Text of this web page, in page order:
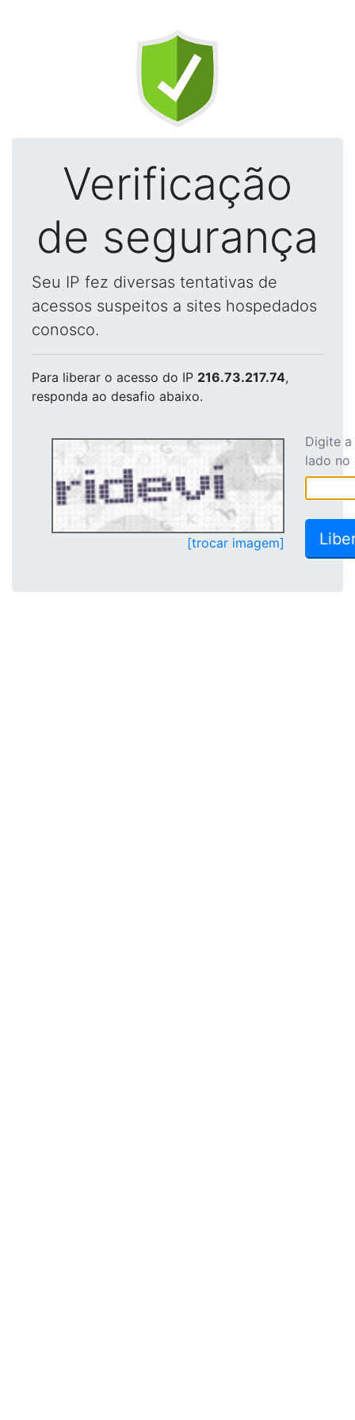
Verificação
de segurança
Seu IP fez diversas tentativas de
acessos suspeitos a sites hospedados
conosco.
Para liberar o acesso do IP 216.73.217.74,
responda ao desafio abaixo.
[trocar imagem]
Digite
lado no